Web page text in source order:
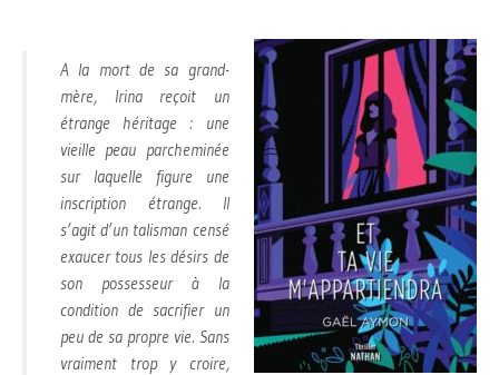
A la mort de sa grand-
mère, Irina reçoit un
étrange héritage : une
vieille peau parcheminée
sur laquelle figure une
inscription étrange. Il
s’agit d’un talisman censé
exaucer tous les désirs de
son possesseur à la
condition de sacrifier un
peu de sa propre vie. Sans
vraiment trop y croire,